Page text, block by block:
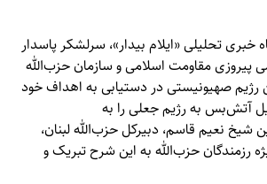
خبری تحلیلی «ایلام بیدار»، سرلشکر پاسدار
مقاومت اسلامی و سازمان حزب‌الله
رژیم صهیونیستی در دستیابی به اهداف خود
آتش‌بس به رژیم جعلی را به
شیخ نعیم قاسم، دبیرکل حزب‌الله لبنان،
رزمندگان حزب‌الله به این شرح تبریک و